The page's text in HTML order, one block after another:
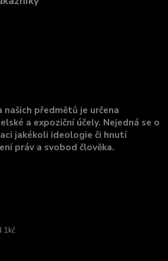
našich předmětů je určena
a expoziční účely. Nejedná se o
jakékoli ideologie či hnutí
práv a svobod člověka.
1kč